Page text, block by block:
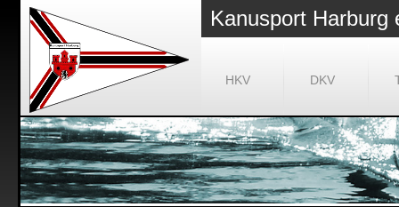
Kanusport Harburg
HKV DKV